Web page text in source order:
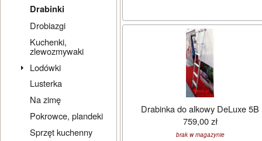
Drabinki
Drobiazgi
Kuchenki,
zlewozmywaki
Lodówki
Lusterka
Na zimę
Pokrowce, plandeki
Sprzęt kuchenny
Drabinka do alkowy DeLuxe 5B
759,00 zł
brak w magazynie